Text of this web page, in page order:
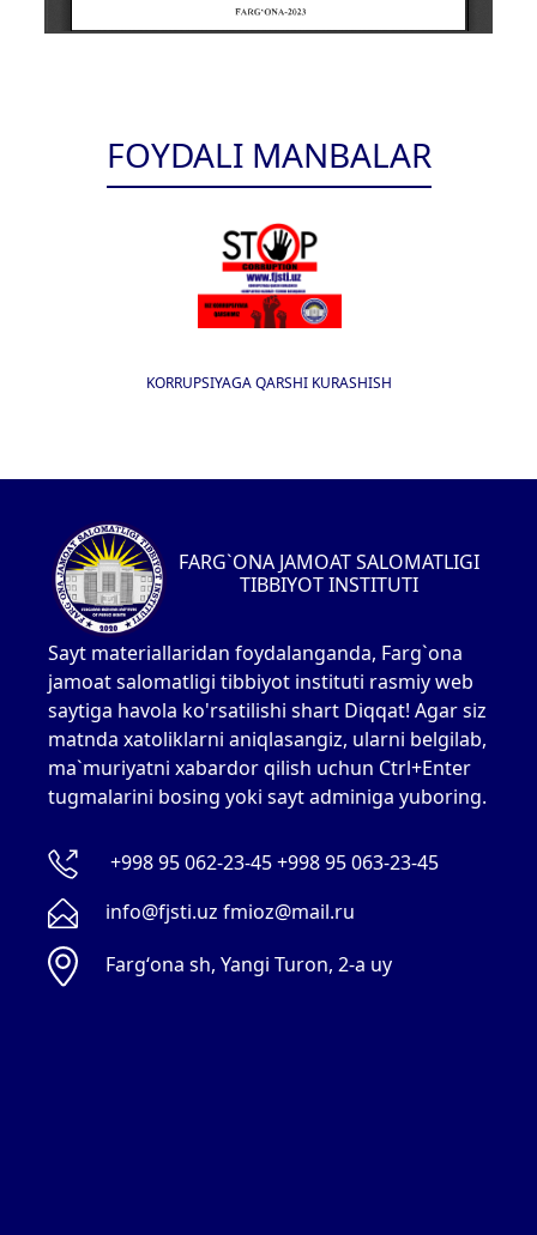
FOYDALI MANBALAR
KORRUPSIYAGA QARSHI KURASHISH
FARG`ONA JAMOAT SALOMATLIGI
TIBBIYOT INSTITUTI
Sayt materiallaridan foydalanganda, Farg`ona
jamoat salomatligi tibbiyot instituti rasmiy web
saytiga havola ko'rsatilishi shart Diqqat! Agar siz
matnda xatoliklarni aniqlasangiz, ularni belgilab,
ma`muriyatni xabardor qilish uchun Ctrl+Enter
tugmalarini bosing yoki sayt adminiga yuboring.
+998 95 062-23-45 +998 95 063-23-45
info@fjsti.uz fmioz@mail.ru
Fargʻona sh, Yangi Turon, 2-a uy